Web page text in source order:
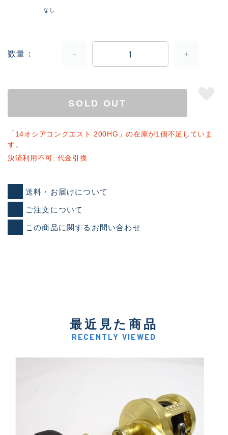
なし
数量
SOLD OUT
「14オシアコンクエスト 200HG」の在庫が1個不足していま
す。
決済利用不可: 代金引換
送料・お届けについて
ご注文について
この商品に関するお問い合わせ
最近見た商品
RECENTLY VIEWED